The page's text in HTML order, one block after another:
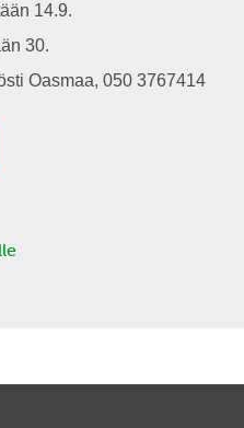
14.9.
30.
Oasmaa, 050 3767414